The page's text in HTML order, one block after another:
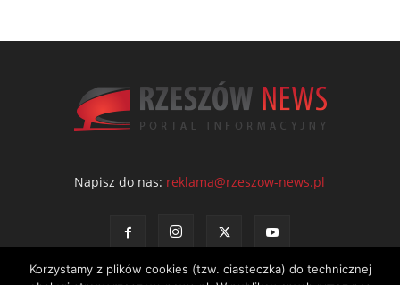
Napisz do nas: reklama@rzeszow-news.pl
Korzystamy z plików cookies (tzw. ciasteczka) do technicznej